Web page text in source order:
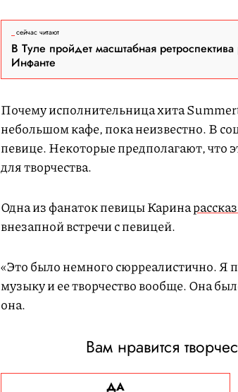
сейчас читают
В Туле пройдет масштабная
Инфанте
Почему исполнительница хита
небольшом кафе, пока неизвестно. В
певице. Некоторые предполагают, что
для творчества.
Одна из фанаток певицы Карина
внезапной встречи с певицей.
«Это было немного сюрреалистично. Я
музыку и ее творчество вообще. Она
она.
Вам нравится
ДА